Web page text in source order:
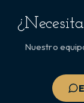
Nuestro